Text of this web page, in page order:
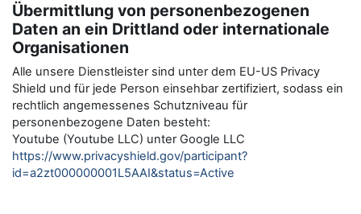
Übermittlung von personenbezogenen
Daten an ein Drittland oder internationale
Organisationen
Alle unsere Dienstleister sind unter dem EU-US Privacy
Shield und für jede Person einsehbar zertifiziert, sodass ein
rechtlich angemessenes Schutzniveau für
personenbezogene Daten besteht:
Youtube (Youtube LLC) unter Google LLC
https://www.privacyshield.gov/participant?
id=a2zt000000001L5AAI&status=Active